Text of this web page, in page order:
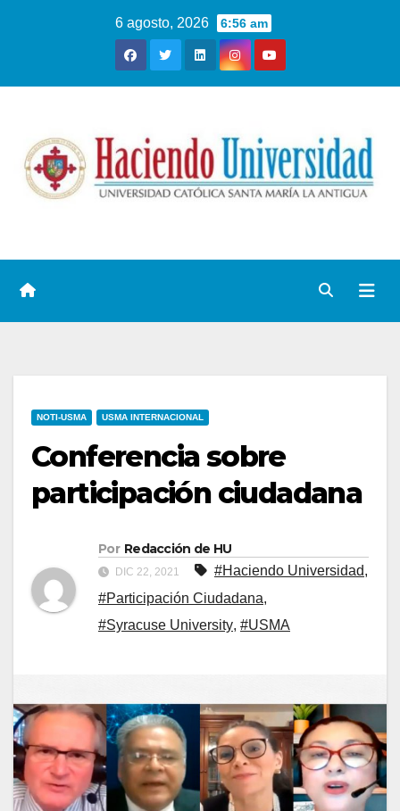
6 agosto, 2026 6:56 am
NOTI-USMA USMA INTERNACIONAL
Conferencia sobre
participación ciudadana
Por Redacción de HU
DIC 22, 2021 #Haciendo Universidad,
#Participación Ciudadana,
#Syracuse University, #USMA